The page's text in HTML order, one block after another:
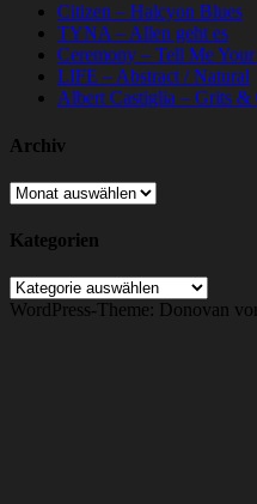
Citizen – Halcyon Blues
TYNA – Allen geht es
Ceremony – Tell Me
LIFE – Abstract / Natural
Albert Castiglia – Grits &
Archiv
Archiv
Kategorien
Kategorien
WordPress-Theme: Donovan